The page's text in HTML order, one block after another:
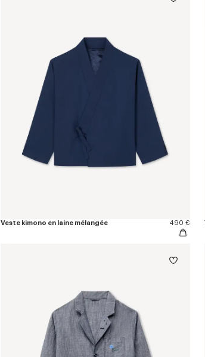
Veste kimono en laine mélangée 490 €